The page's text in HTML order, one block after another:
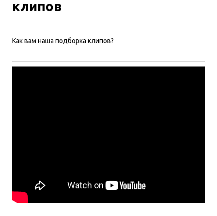
клипов
Как вам наша подборка клипов?